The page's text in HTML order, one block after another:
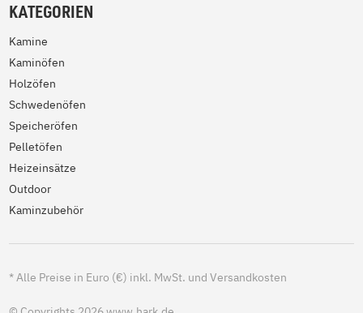
KATEGORIEN
Kamine
Kaminöfen
Holzöfen
Schwedenöfen
Speicheröfen
Pelletöfen
Heizeinsätze
Outdoor
Kaminzubehör
*Alle Preise in Euro (€) inkl. MwSt. und Versandkosten